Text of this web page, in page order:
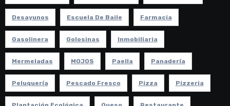
Desayunos Escuela De Baile Farmacia
Gasolinera Golosinas Inmobiliaria
Mermeladas MOJOS Paella Panadería
Peluquería Pescado Fresco Pizza Pizzeria